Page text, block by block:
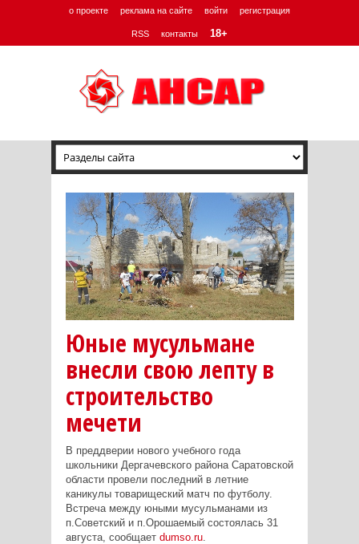
о проекте реклама на сайте войти регистрация
RSS контакты 18+
Юные мусульмане
внесли свою лепту в
строительство
мечети
В преддверии нового учебного года
школьники Дергачевского района Саратовской
области провели последний в летние
каникулы товарищеский матч по футболу.
Встреча между юными мусульманами из
п.Советский и п.Орошаемый состоялась 31
августа, сообщает dumso.ru.